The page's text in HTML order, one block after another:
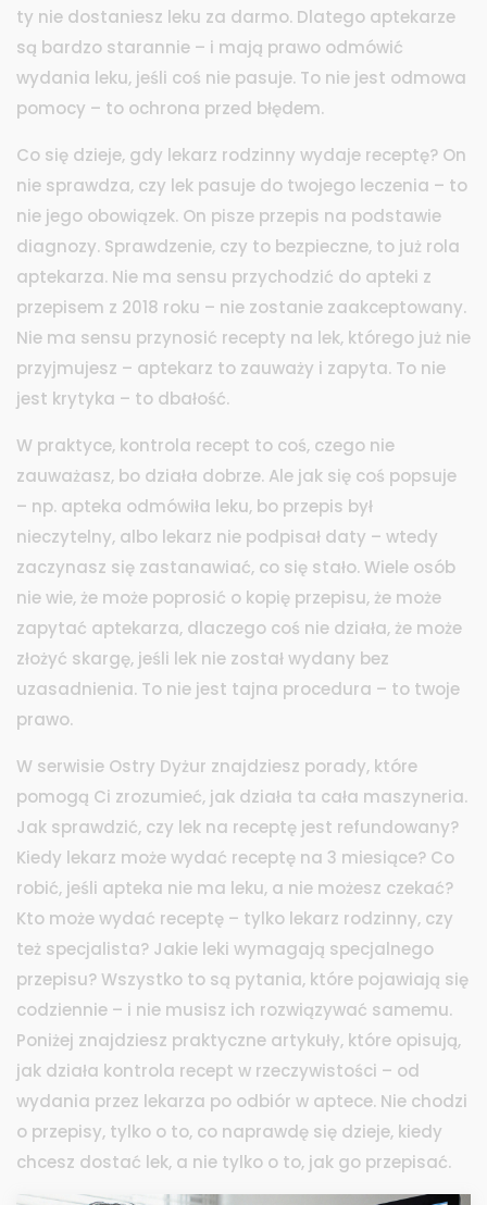
ty nie dostaniesz leku za darmo. Dlatego aptekarze
są bardzo starannie – i mają prawo odmówić
wydania leku, jeśli coś nie pasuje. To nie jest odmowa
pomocy – to ochrona przed błędem.
Co się dzieje, gdy lekarz rodzinny wydaje receptę? On
nie sprawdza, czy lek pasuje do twojego leczenia – to
nie jego obowiązek. On pisze przepis na podstawie
diagnozy. Sprawdzenie, czy to bezpieczne, to już rola
aptekarza. Nie ma sensu przychodzić do apteki z
przepisem z 2018 roku – nie zostanie zaakceptowany.
Nie ma sensu przynosić recepty na lek, którego już nie
przyjmujesz – aptekarz to zauważy i zapyta. To nie
jest krytyka – to dbałość.
W praktyce, kontrola recept to coś, czego nie
zauważasz, bo działa dobrze. Ale jak się coś popsuje
– np. apteka odmówiła leku, bo przepis był
nieczytelny, albo lekarz nie podpisał daty – wtedy
zaczynasz się zastanawiać, co się stało. Wiele osób
nie wie, że może poprosić o kopię przepisu, że może
zapytać aptekarza, dlaczego coś nie działa, że może
złożyć skargę, jeśli lek nie został wydany bez
uzasadnienia. To nie jest tajna procedura – to twoje
prawo.
W serwisie Ostry Dyżur znajdziesz porady, które
pomogą Ci zrozumieć, jak działa ta cała maszyneria.
Jak sprawdzić, czy lek na receptę jest refundowany?
Kiedy lekarz może wydać receptę na 3 miesiące? Co
robić, jeśli apteka nie ma leku, a nie możesz czekać?
Kto może wydać receptę – tylko lekarz rodzinny, czy
też specjalista? Jakie leki wymagają specjalnego
przepisu? Wszystko to są pytania, które pojawiają się
codziennie – i nie musisz ich rozwiązywać samemu.
Poniżej znajdziesz praktyczne artykuły, które opisują,
jak działa kontrola recept w rzeczywistości – od
wydania przez lekarza po odbiór w aptece. Nie chodzi
o przepisy, tylko o to, co naprawdę się dzieje, kiedy
chcesz dostać lek, a nie tylko o to, jak go przepisać.